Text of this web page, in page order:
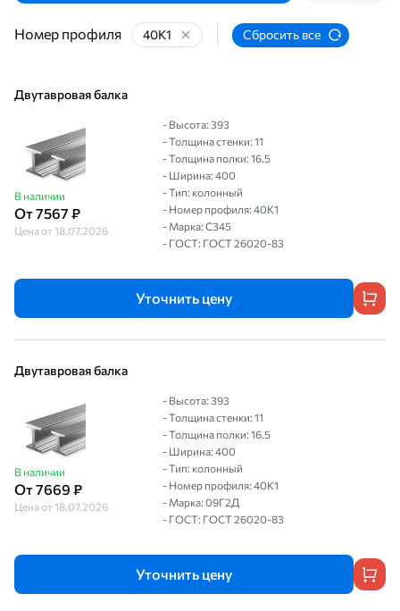
Номер профиля 40К1 Сбросить все
Двутавровая балка
В наличии
От 7567 ₽
Цена от 18.07.2026
- Высота: 393
- Толщина стенки: 11
- Толщина полки: 16.5
- Ширина: 400
- Тип: колонный
- Номер профиля: 40К1
- Марка: С345
- ГОСТ: ГОСТ 26020-83
Уточнить цену
Двутавровая балка
В наличии
От 7669 ₽
Цена от 18.07.2026
- Высота: 393
- Толщина стенки: 11
- Толщина полки: 16.5
- Ширина: 400
- Тип: колонный
- Номер профиля: 40К1
- Марка: 09Г2Д
- ГОСТ: ГОСТ 26020-83
Уточнить цену